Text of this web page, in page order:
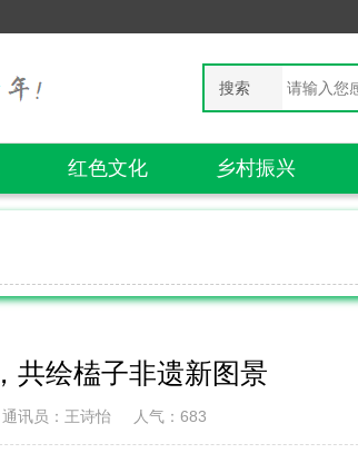
搜索
红色文化 乡村振兴
共绘榼子非遗新图景
通讯员：王诗怡 人气： 683